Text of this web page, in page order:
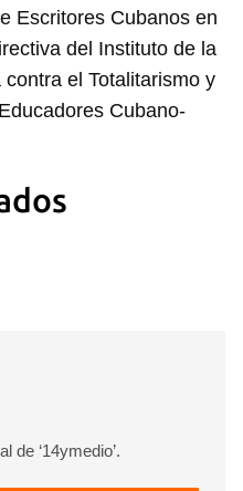
primero has de
Escritores Cubanos en
del Instituto de la
el Totalitarismo y
Cubano-
de ‘14ymedio’.